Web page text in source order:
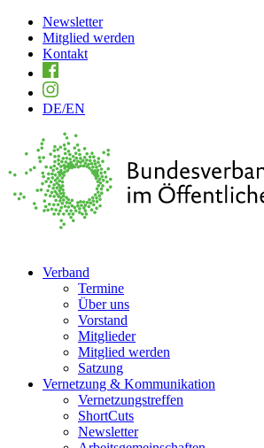
Newsletter
Mitglied werden
Kontakt
DE/EN
Verband
Termine
Über uns
Vorstand
Mitglieder
Mitglied werden
Satzung
Vernetzung & Kommunikation
Vernetzungstreffen
ShortCuts
Newsletter